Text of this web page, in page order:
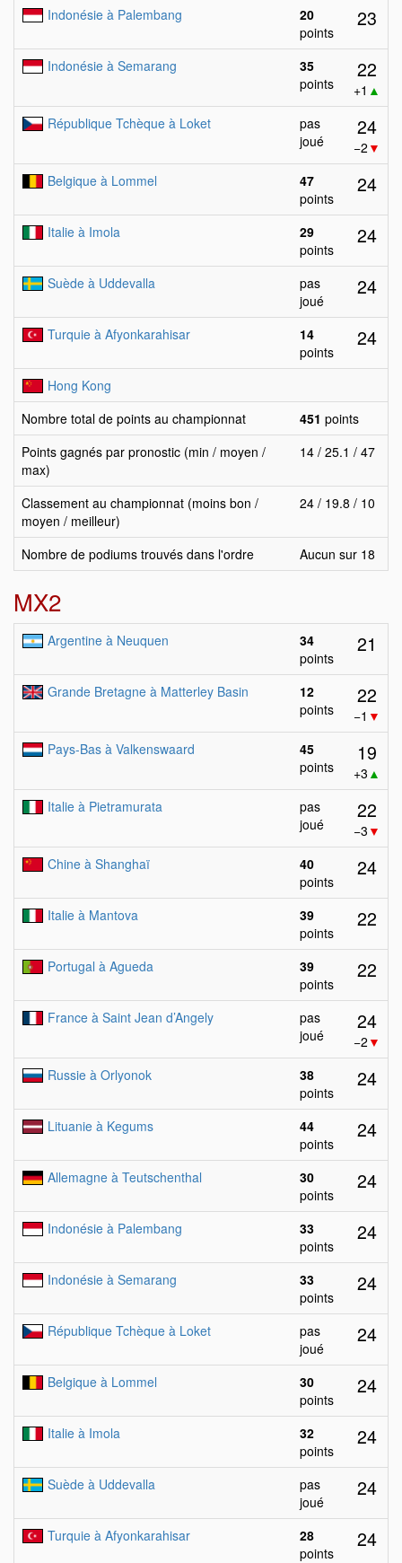
Indonésie à Palembang
20
points
23
Indonésie à Semarang
35
points
22
+1 ▲
République Tchèque à Loket
pas
joué
24
−2 ▼
Belgique à Lommel
47
points
24
Italie à Imola
29
points
24
Suède à Uddevalla
pas
joué
24
Turquie à Afyonkarahisar
14
points
24
Hong Kong
Nombre total de points au championnat
451 points
Points gagnés par pronostic (min / moyen /
max)
14 / 25.1 / 47
Classement au championnat (moins bon /
moyen / meilleur)
24 / 19.8 / 10
Nombre de podiums trouvés dans l'ordre Aucun sur 18
MX2
Argentine à Neuquen
34
points
21
Grande Bretagne à Matterley Basin
12
points
22
−1 ▼
Pays-Bas à Valkenswaard
45
points
19
+3 ▲
Italie à Pietramurata
pas
joué
22
−3 ▼
Chine à Shanghaï
40
points
24
Italie à Mantova
39
points
22
Portugal à Agueda
39
points
22
France à Saint Jean d’Angely
pas
joué
24
−2 ▼
Russie à Orlyonok
38
points
24
Lituanie à Kegums
44
points
24
Allemagne à Teutschenthal
30
points
24
Indonésie à Palembang
33
points
24
Indonésie à Semarang
33
points
24
République Tchèque à Loket
pas
joué
24
Belgique à Lommel
30
points
24
Italie à Imola
32
points
24
Suède à Uddevalla
pas
joué
24
Turquie à Afyonkarahisar
28
points
24